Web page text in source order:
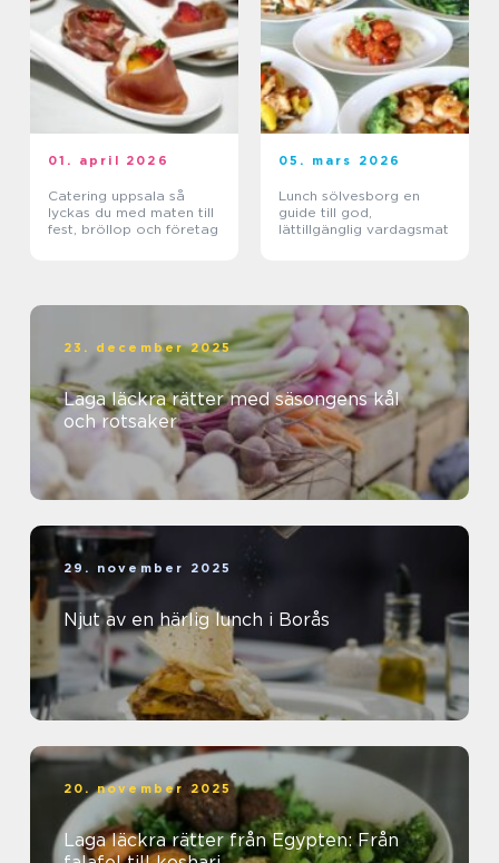
01. april 2026
Catering uppsala så
lyckas du med maten till
fest, bröllop och företag
05. mars 2026
Lunch sölvesborg en
guide till god,
lättillgänglig vardagsmat
23. december 2025
Laga läckra rätter med säsongens kål
och rotsaker
29. november 2025
Njut av en härlig lunch i Borås
20. november 2025
Laga läckra rätter från Egypten: Från